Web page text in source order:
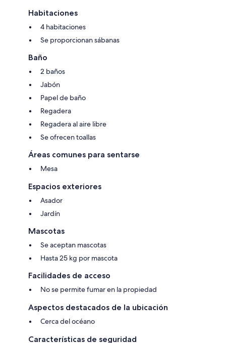
Habitaciones
4 habitaciones
Se proporcionan sábanas
Baño
2 baños
Jabón
Papel de baño
Regadera
Regadera al aire libre
Se ofrecen toallas
Áreas comunes para sentarse
Mesa
Espacios exteriores
Asador
Jardín
Mascotas
Se aceptan mascotas
Hasta 25 kg por mascota
Facilidades de acceso
No se permite fumar en la propiedad
Aspectos destacados de la ubicación
Cerca del océano
Características de seguridad